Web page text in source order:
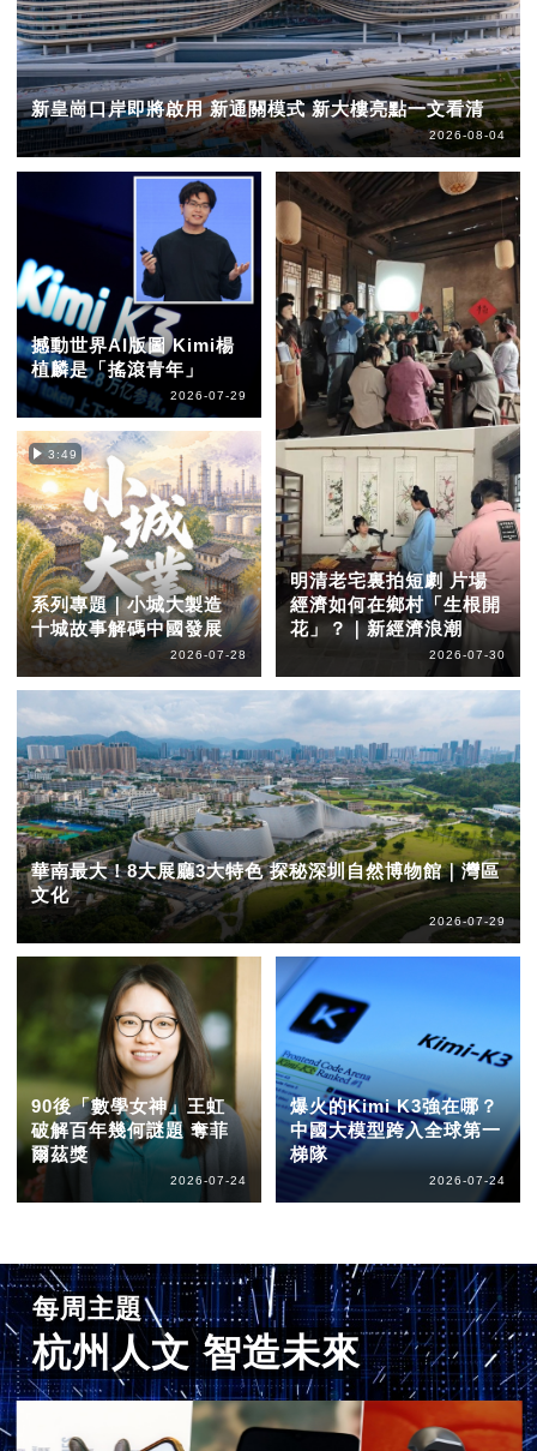
新皇崗口岸即將啟用 新通關模式 新大樓亮點一文看清
2026-08-04
撼動世界AI版圖 Kimi楊
植麟是「搖滾青年」
2026-07-29
3:49
系列專題｜小城大製造
十城故事解碼中國發展
2026-07-28
明清老宅裏拍短劇 片場
經濟如何在鄉村「生根開
花」？｜新經濟浪潮
2026-07-30
華南最大！8大展廳3大特色 探秘深圳自然博物館｜灣區
文化
2026-07-29
90後「數學女神」王虹
破解百年幾何謎題 奪菲
爾茲獎
2026-07-24
爆火的Kimi K3強在哪？
中國大模型跨入全球第一
梯隊
2026-07-24
每周主題
杭州人文 智造未來